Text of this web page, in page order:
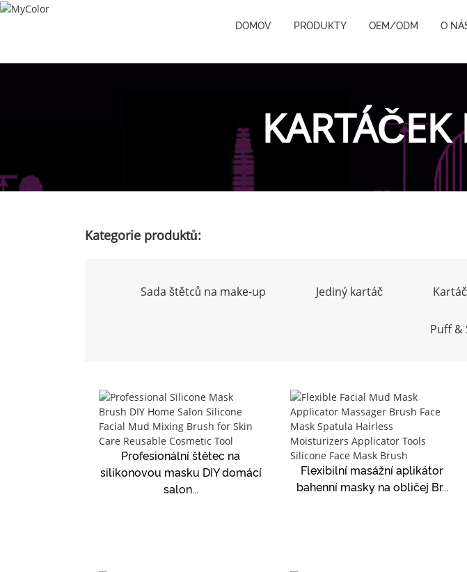
DOMOV PRODUKTY OEM/ODM O
Kategorie produktů:
Sada štětců na make-up Jediný kartáč
Puff &
Profesionální štětec na
silikonovou masku DIY domácí
salon...
Flexibilní masážní aplikátor
bahenní masky na obličej Br...